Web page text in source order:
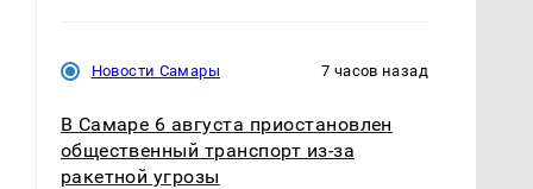
Новости Самары 7 часов назад
В Самаре 6 августа приостановлен
общественный транспорт из-за
ракетной угрозы